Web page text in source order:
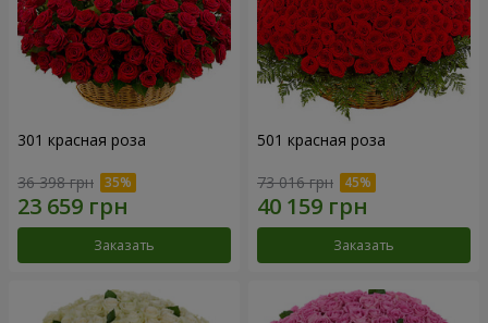
301 красная роза
36 398 грн
Заказать
501 красная роза
73 016 грн
Заказать